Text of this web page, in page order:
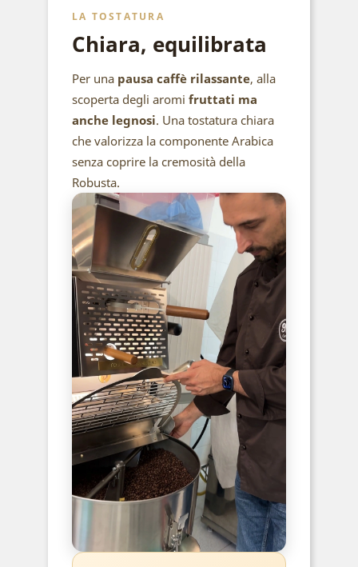
LA TOSTATURA
Chiara, equilibrata
Per una pausa caffè rilassante, alla
scoperta degli aromi fruttati ma
anche legnosi. Una tostatura chiara
che valorizza la componente Arabica
senza coprire la cremosità della
Robusta.